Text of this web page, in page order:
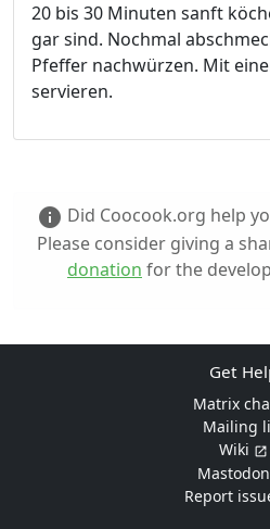
20 bis 30 Minuten sanft
gar sind. Nochmal
Pfeffer nachwürzen. Mit
servieren.
info Did Coocook.org help
Please consider giving a
donation for the
Get
Matrix
Mailing
Wiki
Mastodon
Report